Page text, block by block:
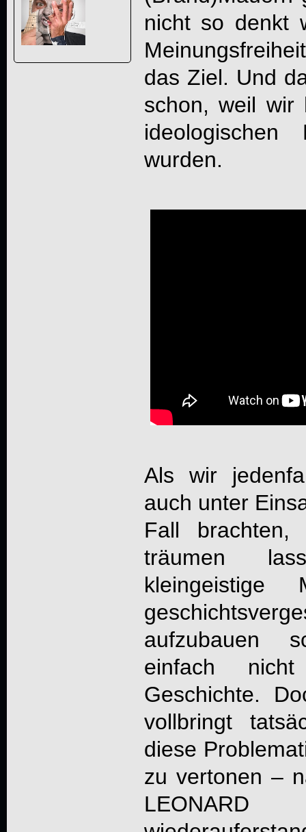
nicht so denkt
das Ziel. Und
schon, weil wir
ideologischen
wurden.
Als wir
auch unter
Fall
träumen
aufzubauen
einfach
Geschichte.
vollbringt
diese
zu vertonen –